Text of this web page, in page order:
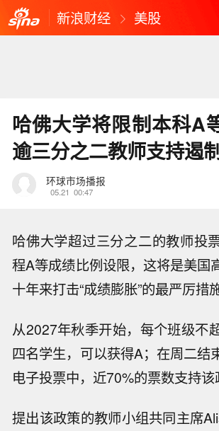
新浪财经 美股
哈佛大学将限制本科A
逾三分之二教师支持遏
环球市场播报
05.21 00:47
哈佛大学超过三分之二的教师投
程A等成绩比例设限，这将是美国
十年来打击“成绩膨胀”的最严厉措
从2027年秋季开始，每个班级不
四名学生，可以获得A；在周二结
电子投票中，近70%的票数支持该
提出该政策的教师小组共同主席